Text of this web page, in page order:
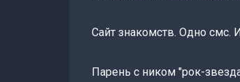
Сайт знакомств. Одно смс.
Парень с ником "рок-